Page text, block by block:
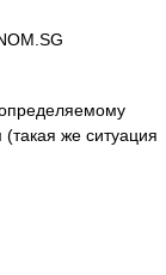
же ситуация